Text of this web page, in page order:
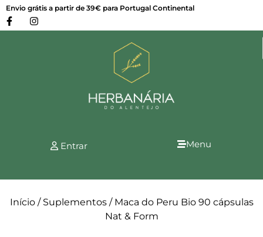
Envio grátis a partir de 39€ para Portugal Continental
Entrar Menu
Início/ Suplementos/ Maca do Peru Bio 90 cápsulas
Nat & Form